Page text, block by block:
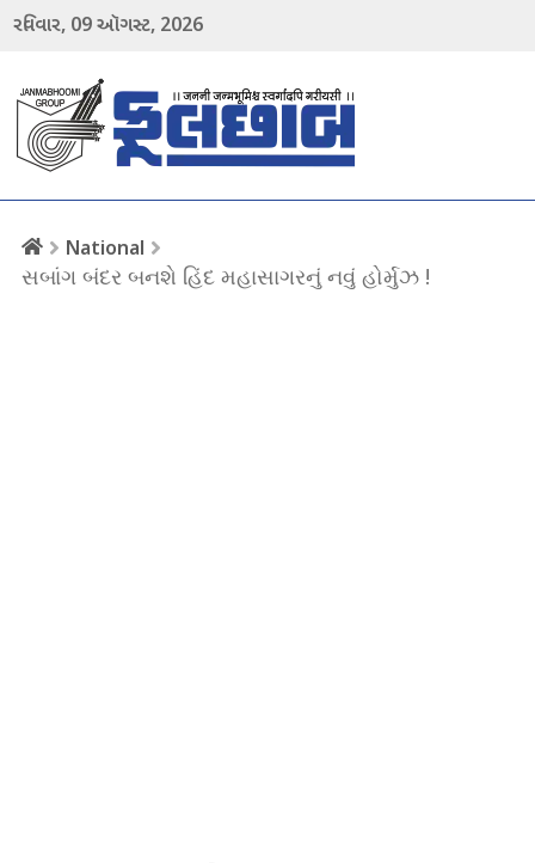
રવિવાર, 09ઑગસ્ટ, 2026
National
સબાંગ બંદર બનશે હિંદ મહાસાગરનું નવું હોર્મુઝ !